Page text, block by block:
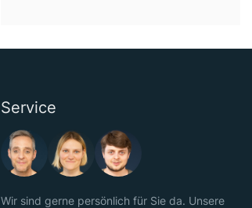
Service
Wir sind gerne persönlich für Sie da. Unsere